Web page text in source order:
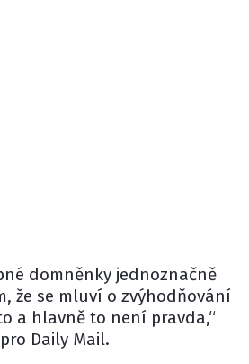
domněnky jednoznačně
že se mluví o zvýhodňování
a hlavně to není pravda,“
Daily Mail.